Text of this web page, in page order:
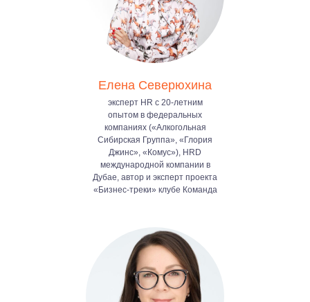
Елена Северюхина
эксперт HR с 20-летним
опытом в федеральных
компаниях («Алкогольная
Сибирская Группа», «Глория
Джинс», «Комус»), HRD
международной компании в
Дубае, автор и эксперт проекта
«Бизнес-треки» клубе Команда